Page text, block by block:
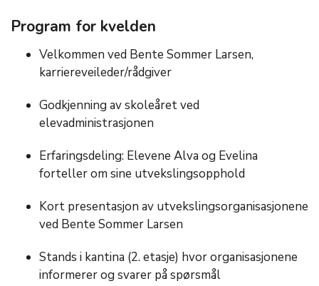
Program for kvelden
Velkommen ved Bente Sommer Larsen,
karriereveileder/rådgiver
Godkjenning av skoleåret ved
elevadministrasjonen
Erfaringsdeling: Elevene Alva og Evelina
forteller om sine utvekslingsopphold
Kort presentasjon av utvekslingsorganisasjonene
ved Bente Sommer Larsen
Stands i kantina (2. etasje) hvor organisasjonene
informerer og svarer på spørsmål